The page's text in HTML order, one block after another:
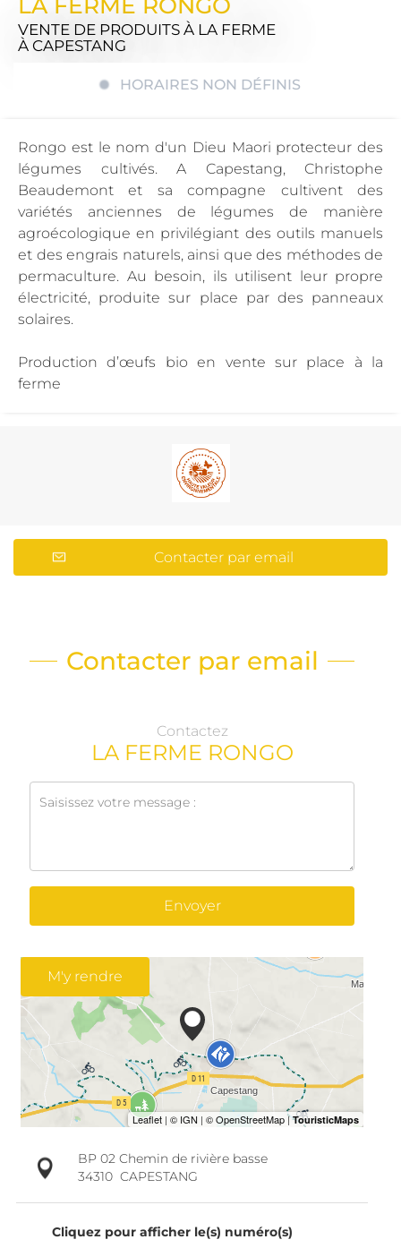
VENTE DE PRODUITS À LA FERME
À CAPESTANG
HORAIRES NON DÉFINIS
Rongo est le nom d'un Dieu Maori protecteur des
légumes cultivés. A Capestang, Christophe
Beaudemont et sa compagne cultivent des
variétés anciennes de légumes de manière
agroécologique en privilégiant des outils manuels
et des engrais naturels, ainsi que des méthodes de
permaculture. Au besoin, ils utilisent leur propre
électricité, produite sur place par des panneaux
solaires.
Production d’œufs bio en vente sur place à la
ferme
Contacter par email
Contacter par email
Contactez
LA FERME RONGO
Envoyer
M'y rendre
BP 02 Chemin de rivière basse
34310 CAPESTANG
Cliquez pour afficher le(s) numéro(s)